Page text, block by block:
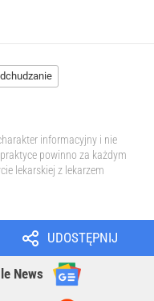
informacyjny i nie
powinno za każdym
lekarskiej z lekarzem
UDOSTĘPNIJ
News